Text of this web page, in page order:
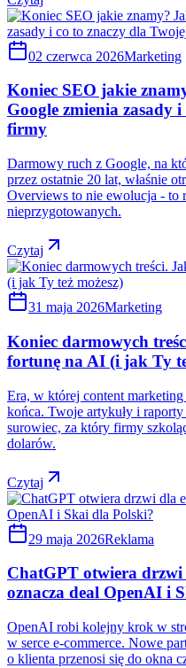
02 czerwca 2026Marketing
Koniec SEO jakie
Google zmienia zasady
firmy
Darmowy ruch z Google, na
przez ostatnie 20 lat, właśnie
Overviews to nie ewolucja - to
nieprzygotowanych.
Czytaj
31 maja 2026Marketing
Koniec darmowych
fortunę na AI (i jak Ty
Era, w której content marketing
końca. Twoje artykuły i
surowiec, za który firmy
dolarów.
Czytaj
29 maja 2026Reklama
ChatGPT otwiera drzwi
oznacza deal OpenAI i
OpenAI robi kolejny krok w
w serce e-commerce. Nowe
o klienta przenosi się do okna